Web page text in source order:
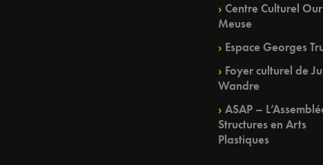
Centre Culturel
Meuse
Espace Georges
Foyer culturel de
Wandre
ASAP –
Structures en Arts
Plastiques